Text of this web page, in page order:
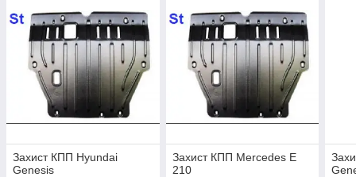
Захист КПП Hyundai
Genesis
Захист КПП Mercedes E
210